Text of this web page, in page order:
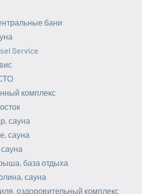
бани
Service
комплекс
сауна
сауна
база отдыха
сауна
оздоровительный комплекс